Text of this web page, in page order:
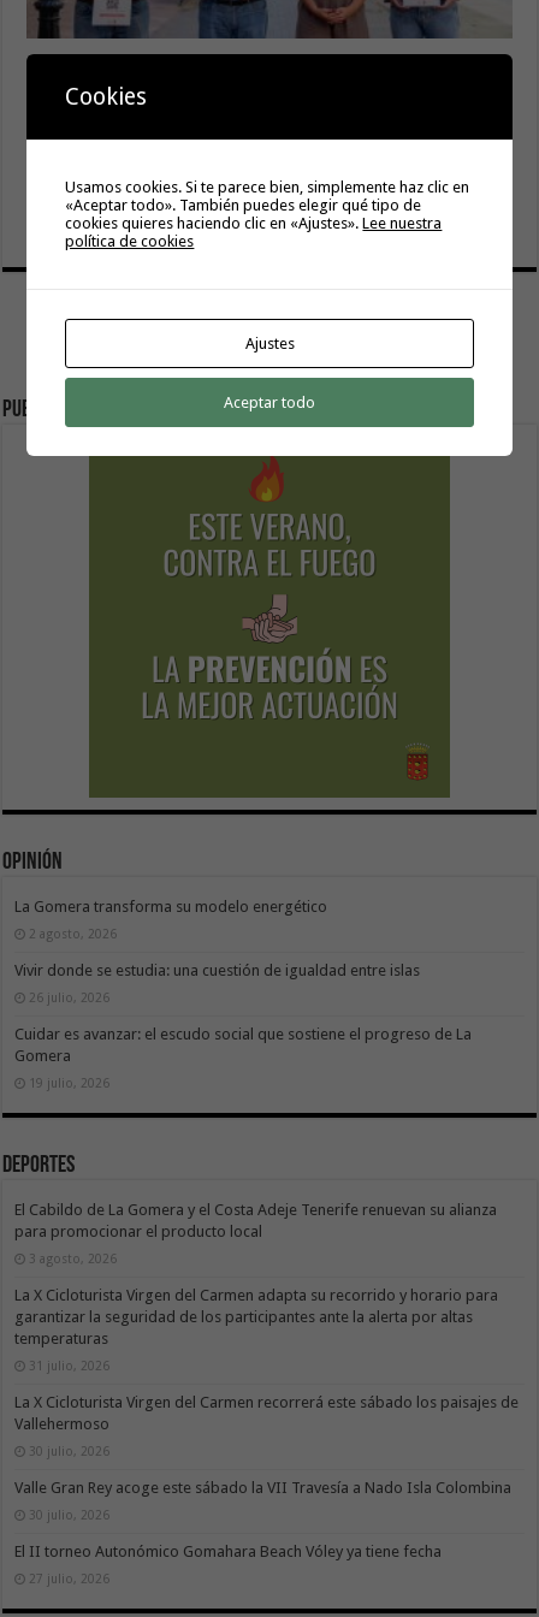
La campaña de verano del Bono Consumo inyecta más de
1,1 millones de euros en el tejido económico de La
Gomera
farolas fotovoltaicas en la subida a Las Cabezadas
6 agosto, 2026
Publicidad
Opinión
La Gomera transforma su modelo energético
2 agosto, 2026
Vivir donde se estudia: una cuestión de igualdad entre islas
26 julio, 2026
Cuidar es avanzar: el escudo social que sostiene el progreso de La
Gomera
19 julio, 2026
Deportes
El Cabildo de La Gomera y el Costa Adeje Tenerife renuevan su alianza
para promocionar el producto local
3 agosto, 2026
La X Cicloturista Virgen del Carmen adapta su recorrido y horario para
garantizar la seguridad de los participantes ante la alerta por altas
temperaturas
31 julio, 2026
La X Cicloturista Virgen del Carmen recorrerá este sábado los paisajes de
Vallehermoso
30 julio, 2026
Valle Gran Rey acoge este sábado la VII Travesía a Nado Isla Colombina
30 julio, 2026
El II torneo Autonómico Gomahara Beach Vóley ya tiene fecha
27 julio, 2026
Cookies
Usamos cookies. Si te parece bien, simplemente haz clic en
«Aceptar todo». También puedes elegir qué tipo de
cookies quieres haciendo clic en «Ajustes».Lee nuestra
política de cookies
Ajustes
Aceptar todo